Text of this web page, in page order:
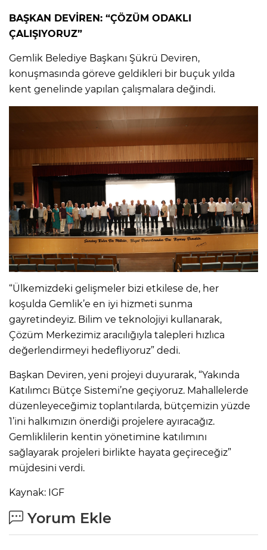
BAŞKAN DEVİREN: “ÇÖZÜM ODAKLI
ÇALIŞIYORUZ”
Gemlik Belediye Başkanı Şükrü Deviren,
konuşmasında göreve geldikleri bir buçuk yılda
kent genelinde yapılan çalışmalara değindi.
“Ülkemizdeki gelişmeler bizi etkilese de, her
koşulda Gemlik’e en iyi hizmeti sunma
gayretindeyiz. Bilim ve teknolojiyi kullanarak,
Çözüm Merkezimiz aracılığıyla talepleri hızlıca
değerlendirmeyi hedefliyoruz” dedi.
Başkan Deviren, yeni projeyi duyurarak, “Yakında
Katılımcı Bütçe Sistemi’ne geçiyoruz. Mahallelerde
düzenleyeceğimiz toplantılarda, bütçemizin yüzde
1’ini halkımızın önerdiği projelere ayıracağız.
Gemliklilerin kentin yönetimine katılımını
sağlayarak projeleri birlikte hayata geçireceğiz”
müjdesini verdi.
Kaynak: IGF
Yorum Ekle